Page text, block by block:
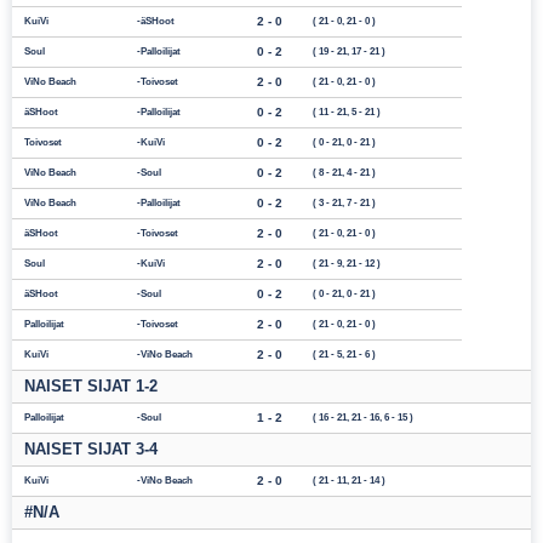
KuiVi äSHoot 2 - 0 ( 21 - 0, 21 - 0 )
Soul Palloilijat 0 - 2 ( 19 - 21, 17 - 21 )
ViNo Beach Toivoset 2 - 0 ( 21 - 0, 21 - 0 )
äSHoot Palloilijat 0 - 2 ( 11 - 21, 5 - 21 )
Toivoset KuiVi 0 - 2 ( 0 - 21, 0 - 21 )
ViNo Beach Soul 0 - 2 ( 8 - 21, 4 - 21 )
ViNo Beach Palloilijat 0 - 2 ( 3 - 21, 7 - 21 )
äSHoot Toivoset 2 - 0 ( 21 - 0, 21 - 0 )
Soul KuiVi 2 - 0 ( 21 - 9, 21 - 12 )
äSHoot Soul 0 - 2 ( 0 - 21, 0 - 21 )
Palloilijat Toivoset 2 - 0 ( 21 - 0, 21 - 0 )
KuiVi ViNo Beach 2 - 0 ( 21 - 5, 21 - 6 )
NAISET SIJAT 1-2
Palloilijat Soul 1 - 2 ( 16 - 21, 21 - 16, 6 - 15 )
NAISET SIJAT 3-4
KuiVi ViNo Beach 2 - 0 ( 21 - 11, 21 - 14 )
#N/A